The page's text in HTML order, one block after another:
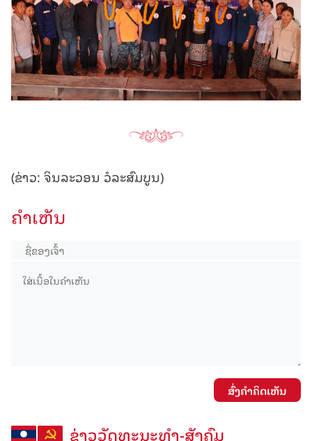
(ຂ່າວ: ຈິນລະວອນ ວໍລະສົມບູນ)
ຄໍາເຫັນ
ສົ່ງຄໍາຄິດເຫັນ
ຂ່າວວັດທະນະທຳ-ສັງຄົມ